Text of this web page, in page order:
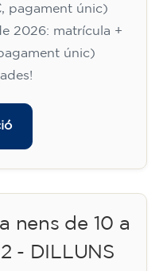
pagament únic)
2026: matrícula +
únic)
nens de 10 a
- DILLUNS